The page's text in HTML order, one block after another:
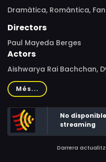
Dramàtica, Romàntica,
Directors
Paul Mayeda Berges
Actors
Aishwarya Rai Bachchan,
Ganatra, Adewale
Anupam Kher, Shaheen
Young, Toby Marlow,
Bhattacharjee, Ayesha
Més...
No
streaming
Darrera